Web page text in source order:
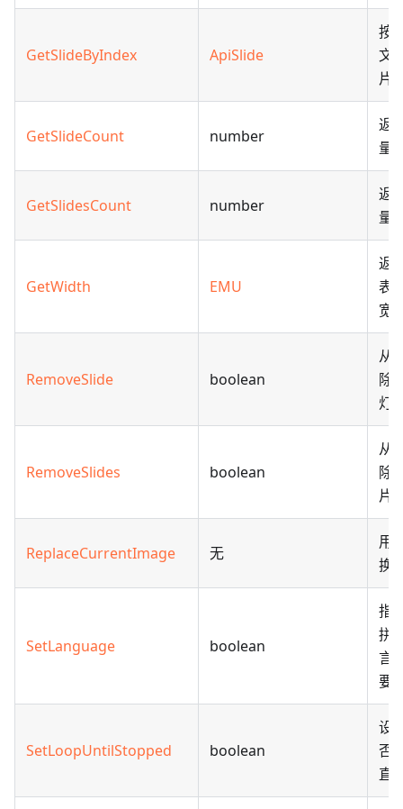
GetSlideByIndex ApiSlide
按
文
片
GetSlideCount number
返
量
GetSlidesCount number
返
量
GetWidth EMU
返
表
宽
RemoveSlide boolean
从
除
灯
RemoveSlides boolean
从
除
片
ReplaceCurrentImage 无
用
换
SetLanguage boolean
指
拼
言
要
SetLoopUntilStopped boolean
设
否
直